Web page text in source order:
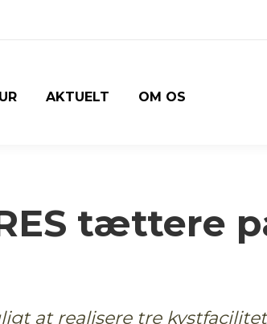
AKTUELT OM OS
tættere
at realisere tre